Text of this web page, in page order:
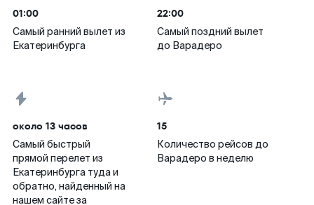
01:00
Самый ранний вылет из
Екатеринбурга
22:00
Самый поздний вылет
до Варадеро
около 13 часов
Самый быстрый
прямой перелет из
Екатеринбурга туда и
обратно, найденный на
нашем сайте за
15
Количество рейсов до
Варадеро в неделю